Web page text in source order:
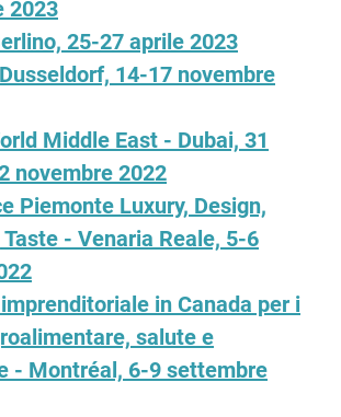
2023
25-27 aprile 2023
14-17 novembre
Middle East - Dubai, 31
novembre 2022
Piemonte Luxury, Design,
- Venaria Reale, 5-6
in Canada per i
salute e
- Montréal, 6-9 settembre